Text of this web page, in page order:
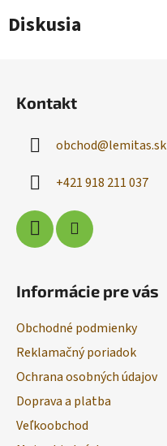
Diskusia
Kontakt
obchod@lemitas.sk
+421 918 211 037
Informácie pre vás
Obchodné podmienky
Reklamačný poriadok
Ochrana osobných údajov
Doprava a platba
Veľkoobchod